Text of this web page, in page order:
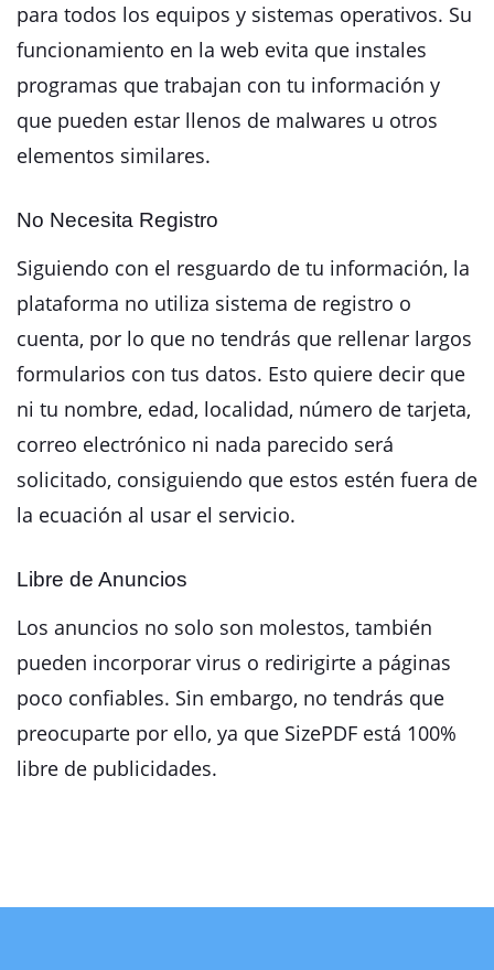
para todos los equipos y sistemas operativos. Su
funcionamiento en la web evita que instales
programas que trabajan con tu información y
que pueden estar llenos de malwares u otros
elementos similares.
No Necesita Registro
Siguiendo con el resguardo de tu información, la
plataforma no utiliza sistema de registro o
cuenta, por lo que no tendrás que rellenar largos
formularios con tus datos. Esto quiere decir que
ni tu nombre, edad, localidad, número de tarjeta,
correo electrónico ni nada parecido será
solicitado, consiguiendo que estos estén fuera de
la ecuación al usar el servicio.
Libre de Anuncios
Los anuncios no solo son molestos, también
pueden incorporar virus o redirigirte a páginas
poco confiables. Sin embargo, no tendrás que
preocuparte por ello, ya que SizePDF está 100%
libre de publicidades.